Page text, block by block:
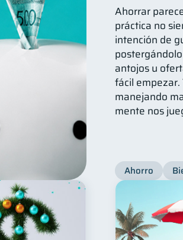
Ahorrar
práctica no
intención de
antojos u
fácil
manejando
mente nos
Ahorro